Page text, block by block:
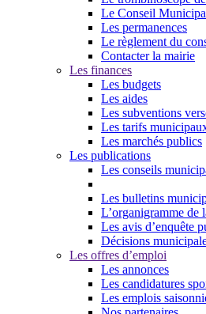
Le Conseil
Les permanences
Le règlement du
Contacter la mairie
Les finances
Les budgets
Les aides
Les subventions
Les tarifs
Les marchés publics
Les publications
Les conseils
Les bulletins
L’organigramme de
Les avis d’enquête
Décisions
Les offres d’emploi
Les annonces
Les candidatures
Les emplois